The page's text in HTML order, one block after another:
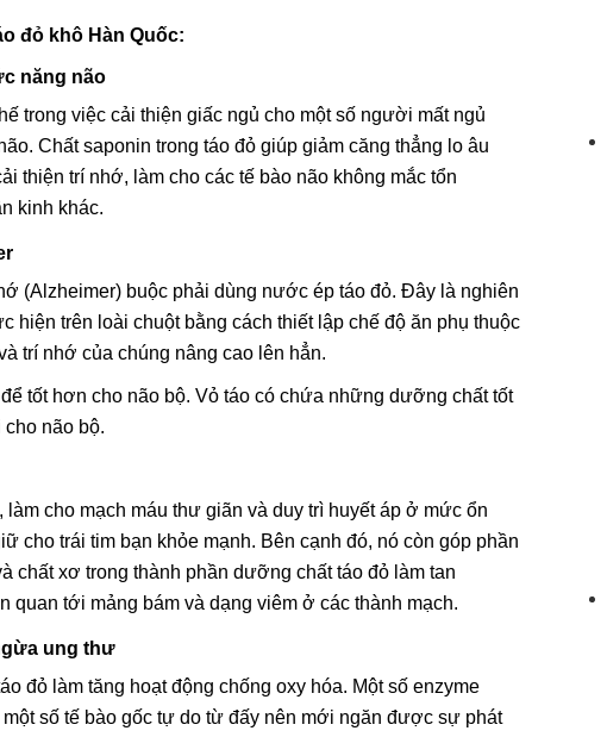
đỏ khô Hàn Quốc:
năng não
trong việc cải thiện giấc ngủ cho một số người mất ngủ
Chất saponin trong táo đỏ giúp giảm căng thẳng lo âu
thiện trí nhớ, làm cho các tế bào não không mắc tổn
kinh khác.
(Alzheimer) buộc phải dùng nước ép táo đỏ. Đây là nghiên
hiện trên loài chuột bằng cách thiết lập chế độ ăn phụ thuộc
trí nhớ của chúng nâng cao lên hẳn.
tốt hơn cho não bộ. Vỏ táo có chứa những dưỡng chất tốt
não bộ.
cho mạch máu thư giãn và duy trì huyết áp ở mức ổn
cho trái tim bạn khỏe mạnh. Bên cạnh đó, nó còn góp phần
chất xơ trong thành phần dưỡng chất táo đỏ làm tan
quan tới mảng bám và dạng viêm ở các thành mạch.
ung thư
đỏ làm tăng hoạt động chống oxy hóa. Một số enzyme
số tế bào gốc tự do từ đấy nên mới ngăn được sự phát